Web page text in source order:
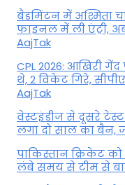
बैडमिंटन में अश्मिता
फाइनल में ली एंट्री,
AajTak
CPL 2026: आखिरी
थे, 2 विकेट गिरे,
AajTak
वेस्टइंडीज से दूसरे टेस्ट
लगा दो साल का बैन,
पाकिस्तान क्रिकेट
लंबे समय से टीम से